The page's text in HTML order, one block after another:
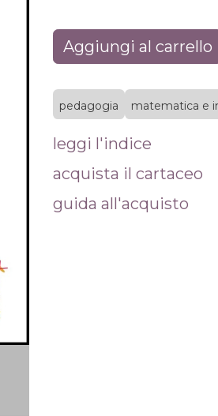
Aggiungi al carrello
pedagogia matematica e
leggi l'indice
acquista il cartaceo
guida all'acquisto